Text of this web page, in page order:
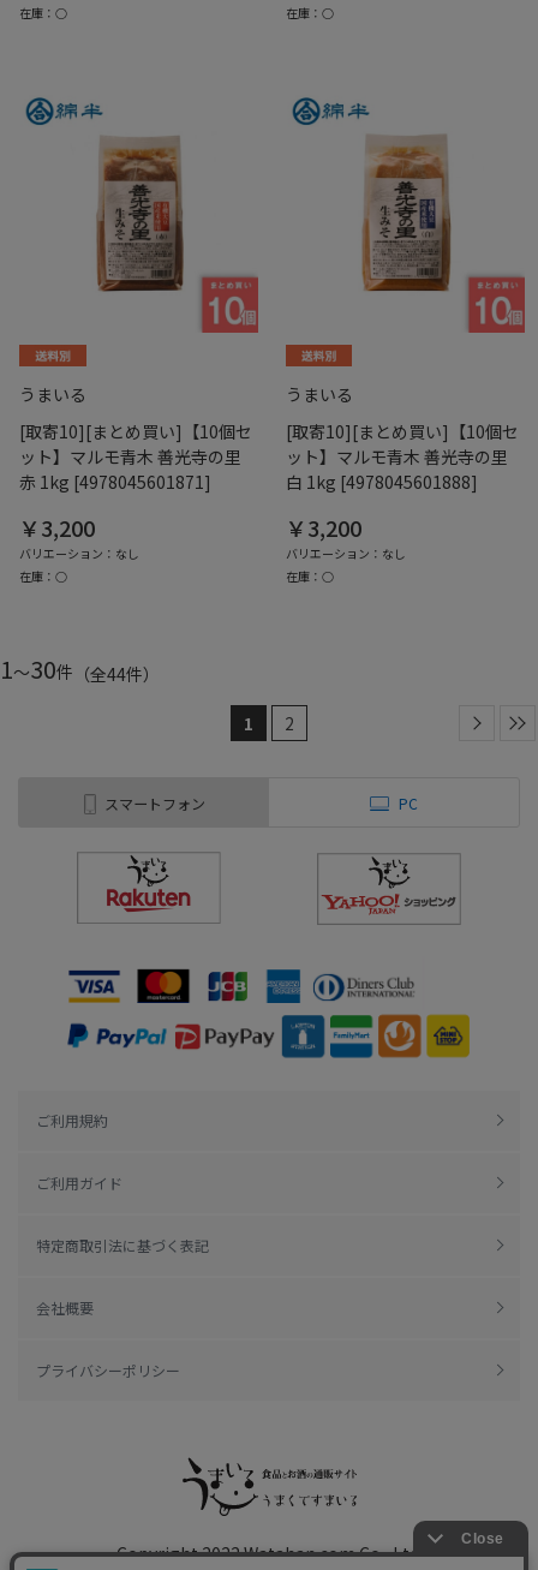
在庫：○
在庫：○
うまいる
[取寄10][まとめ買い]【10個セ
ット】マルモ青木 善光寺の里
赤 1kg [4978045601871]
￥3,200
バリエーション：なし
在庫：○
うまいる
[取寄10][まとめ買い]【10個セ
ット】マルモ青木 善光寺の里
白 1kg [4978045601888]
￥3,200
バリエーション：なし
在庫：○
1～30件 （全44件）
1 2
スマートフォン PC
ご利用規約
ご利用ガイド
特定商取引法に基づく表記
会社概要
プライバシーポリシー
Copyright 2022Watahan.com Co., Ltd.